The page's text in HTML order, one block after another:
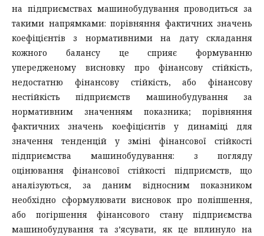
на підприємствах машинобудування проводиться за
такими напрямками: порівняння фактичних значень
коефіцієнтів з нормативними на дату складання
кожного балансу це сприяє формуванню
упередженому висновку про фінансову стійкість,
недостатню фінансову стійкість, або фінансову
нестійкість підприємств машинобудування за
нормативним значенням показника; порівняння
фактичних значень коефіцієнтів у динаміці для
значення тенденцій у зміні фінансової стійкості
підприємства машинобудування: з погляду
оцінювання фінансової стійкості підприємств, що
аналізуються, за даним відносним показником
необхідно сформулювати висновок про поліпшення,
або погіршення фінансового стану підприємства
машинобудування та з’ясувати, як це вплинуло на